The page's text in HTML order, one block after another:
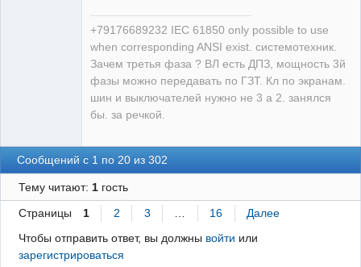
+79176689232 IEC 61850 only possible to use
when corresponding ANSI exist. системотехник.
Зачем третья фаза ? ВЛ есть ДПЗ, мощность 3й
фазы можно передавать по ГЗТ. Кл по экранам.
шин и выключателей нужно не 3 а 2. занялся
бы. за речкой.
Сообщений с 1 по 20 из 302
Тему читают: 1гость
Страницы 1 2 3 16
Далее
Чтобы отправить ответ, вы должны войти или
зарегистрироваться